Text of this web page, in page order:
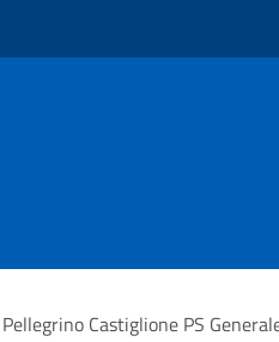
Pellegrino Castiglione PS